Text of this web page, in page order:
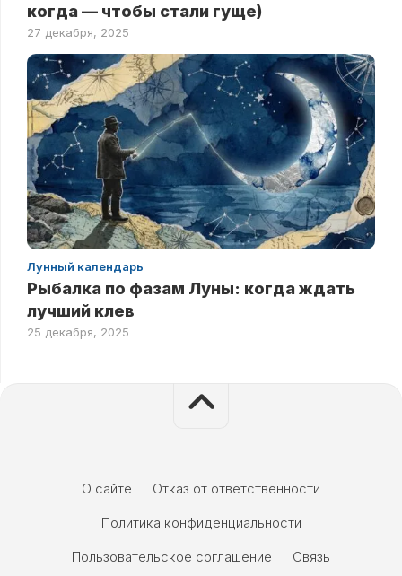
когда — чтобы стали гуще)
27 декабря, 2025
Лунный календарь
Рыбалка по фазам Луны: когда ждать
лучший клев
25 декабря, 2025
О сайте
Отказ от ответственности
Политика конфиденциальности
Пользовательское соглашение
Связь